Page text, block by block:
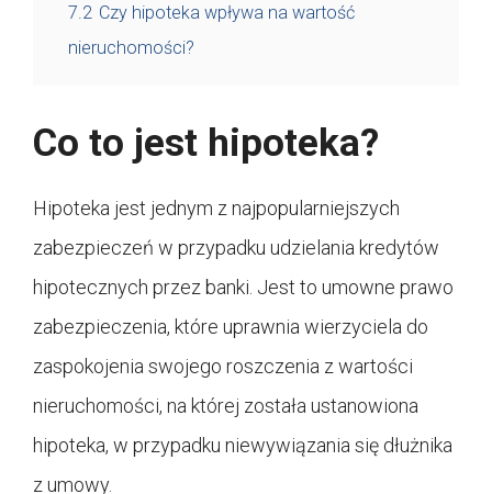
7.2 Czy hipoteka wpływa na wartość
nieruchomości?
Co to jest hipoteka?
Hipoteka jest jednym z najpopularniejszych
zabezpieczeń w przypadku udzielania kredytów
hipotecznych przez banki. Jest to umowne prawo
zabezpieczenia, które uprawnia wierzyciela do
zaspokojenia swojego roszczenia z wartości
nieruchomości, na której została ustanowiona
hipoteka, w przypadku niewywiązania się dłużnika
z umowy.